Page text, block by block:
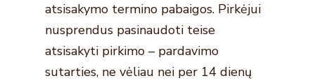
atsisakymo termino pabaigos. Pirkėjui
nusprendus pasinaudoti teise
atsisakyti pirkimo – pardavimo
sutarties, ne vėliau nei per 14 dienų